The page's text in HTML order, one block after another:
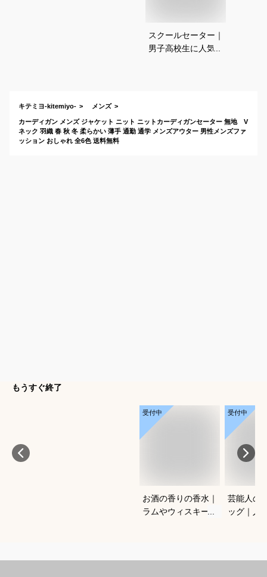
スクールセーター｜
男子高校生に人気の
キテミヨ-kitemiyo- メンズ
カーディガン メンズ ジャケット ニット ニットカーディガンセーター 無地 V
ネック 羽織 春 秋 冬 柔らかい 薄手 通勤 通学 メンズアウター 男性メンズファ
ッション おしゃれ 全6色 送料無料
もうすぐ終了
受付中
お酒の香りの香水｜
ラムやウィスキーな
受付中
芸能人の
ッグ｜人